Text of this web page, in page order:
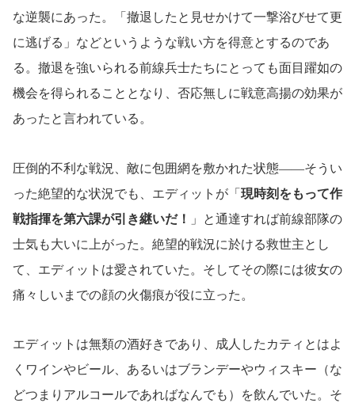
な逆襲にあった。「撤退したと見せかけて一撃浴びせて更
に逃げる」などというような戦い方を得意とするのであ
る。撤退を強いられる前線兵士たちにとっても面目躍如の
機会を得られることとなり、否応無しに戦意高揚の効果が
あったと言われている。
圧倒的不利な戦況、敵に包囲網を敷かれた状態――そうい
った絶望的な状況でも、エディットが「 現時刻をもって作
戦指揮を第六課が引き継いだ！
」と通達すれば前線部隊の
士気も大いに上がった。絶望的戦況に於ける救世主とし
て、エディットは愛されていた。そしてその際には彼女の
痛々しいまでの顔の火傷痕が役に立った。
エディットは無類の酒好きであり、成人したカティとはよ
くワインやビール、あるいはブランデーやウィスキー（な
どつまりアルコールであればなんでも）を飲んでいた。そ